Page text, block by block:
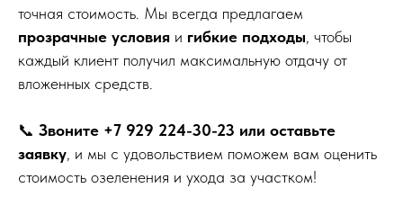
точная стоимость. Мы всегда предлагаем
прозрачные условия и гибкие подходы, чтобы
каждый клиент получил максимальную отдачу от
вложенных средств.
📞 Звоните +7 929 224-30-23 или оставьте
заявку, и мы с удовольствием поможем вам оценить
стоимость озеленения и ухода за участком!